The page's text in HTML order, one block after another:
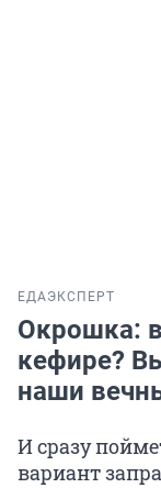
ЕДАЭКСПЕРТ
Окрошка:
кефире?
наши
И сразу
вариант